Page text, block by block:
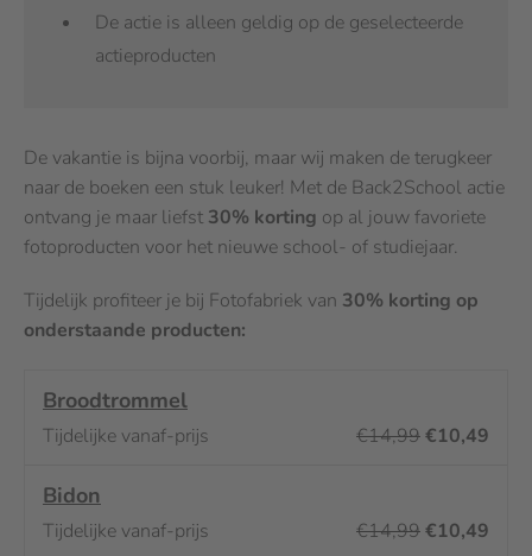
De vakantie is bijna voorbij, maar wij maken de terugkeer
naar de boeken een stuk leuker! Met de Back2School actie
ontvang je maar liefst 30% korting op al jouw favoriete
fotoproducten voor het nieuwe school- of studiejaar.
Tijdelijk profiteer je bij Fotofabriek van 30% korting op
onderstaande producten:
Broodtrommel
€14,99€10,49
Bidon
€14,99€10,49
De actie is alleen geldig op de geselecteerde
actieproducten